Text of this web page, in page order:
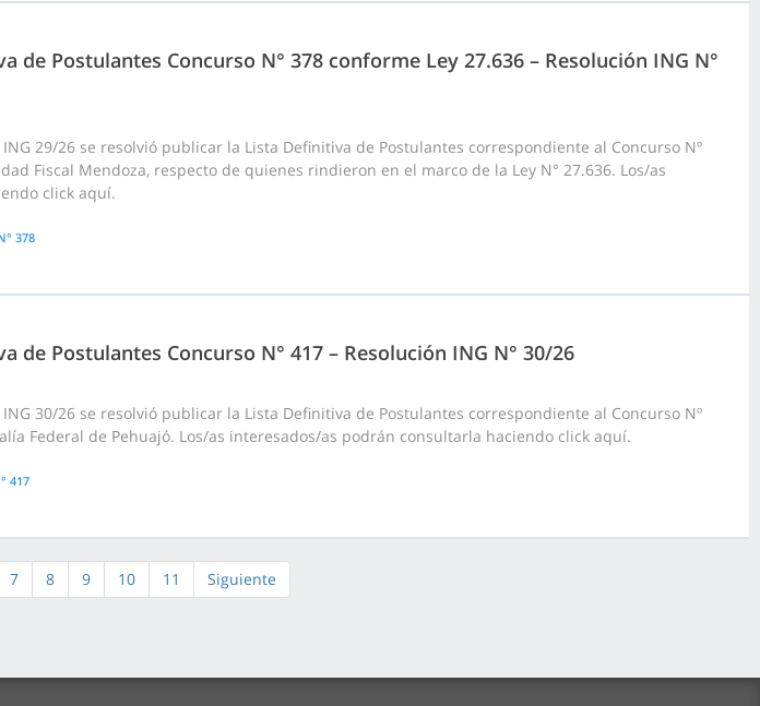
de Postulantes Concurso N° 378 conforme Ley 27.636 – Resolución ING N°
29/26 se resolvió publicar la Lista Definitiva de Postulantes correspondiente al Concurso Nº
Fiscal Mendoza, respecto de quienes rindieron en el marco de la Ley N° 27.636. Los/as
click aquí.
378
de Postulantes Concurso N° 417 – Resolución ING N° 30/26
30/26 se resolvió publicar la Lista Definitiva de Postulantes correspondiente al Concurso Nº
Federal de Pehuajó. Los/as interesados/as podrán consultarla haciendo click aquí.
417
7 8 9 10 11 Siguiente